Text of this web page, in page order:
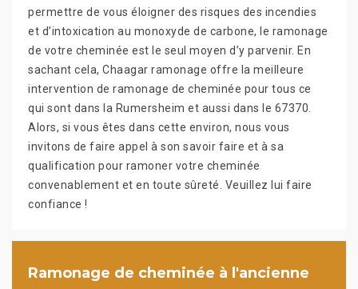
permettre de vous éloigner des risques des incendies
et d’intoxication au monoxyde de carbone, le ramonage
de votre cheminée est le seul moyen d’y parvenir. En
sachant cela, Chaagar ramonage offre la meilleure
intervention de ramonage de cheminée pour tous ce
qui sont dans la Rumersheim et aussi dans le 67370.
Alors, si vous êtes dans cette environ, nous vous
invitons de faire appel à son savoir faire et à sa
qualification pour ramoner votre cheminée
convenablement et en toute sûreté. Veuillez lui faire
confiance !
Ramonage de cheminée à l'ancienne